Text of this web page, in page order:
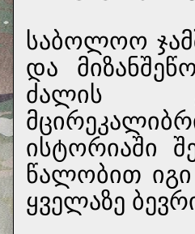
საბოლოო
და
ძალის
ისტორიაში
წალობით
ყველაზე